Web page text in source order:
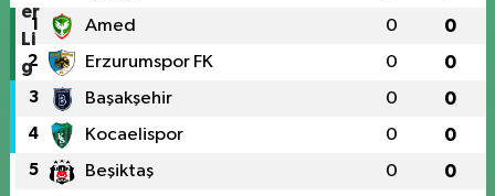
1 Amed 0 0
2 Erzurumspor FK 0 0
3 Başakşehir 0 0
4 Kocaelispor 0 0
5 Beşiktaş 0 0